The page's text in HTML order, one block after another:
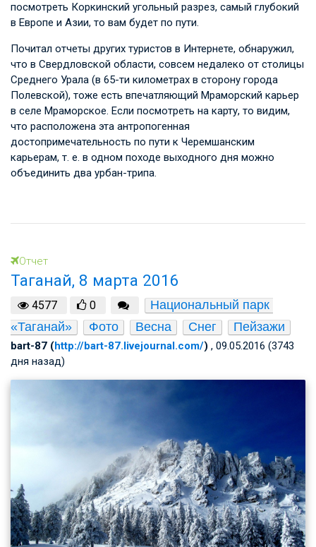
посмотреть Коркинский угольный разрез, самый глубокий
в Европе и Азии, то вам будет по пути.
Почитал отчеты других туристов в Интернете, обнаружил,
что в Свердловской области, совсем недалеко от столицы
Среднего Урала (в 65-ти километрах в сторону города
Полевской), тоже есть впечатляющий Мраморский карьер
в селе Мраморское. Если посмотреть на карту, то видим,
что расположена эта антропогенная
достопримечательность по пути к Черемшанским
карьерам, т. е. в одном походе выходного дня можно
объединить два урбан-трипа.
Отчет
Таганай, 8 марта 2016
4577 0
Национальный парк
«Таганай»
Фото Весна Снег Пейзажи
bart-87 (http://bart-87.livejournal.com/) , 09.05.2016 (3743
дня назад)